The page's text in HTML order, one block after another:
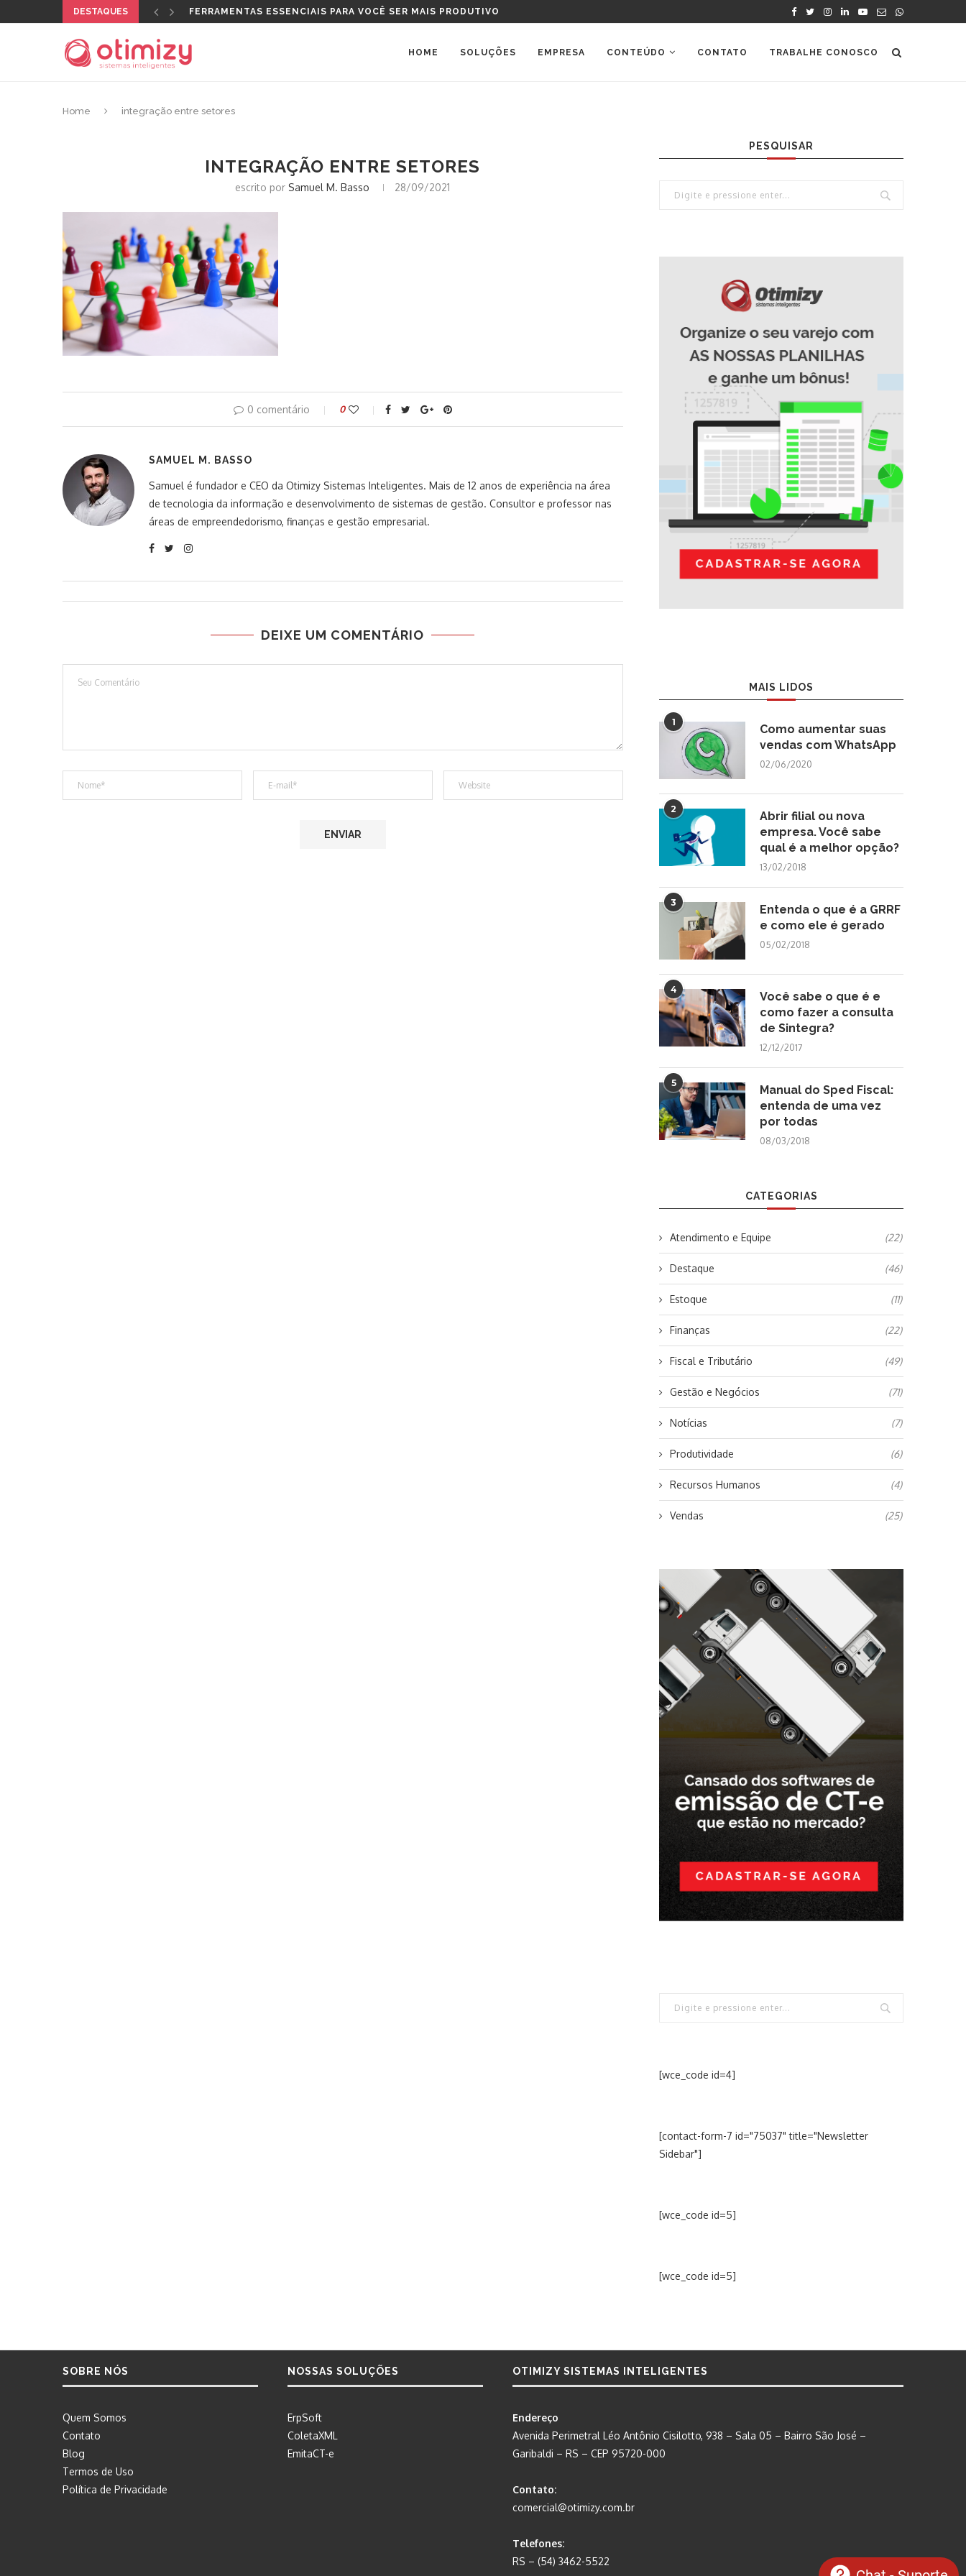
DESTAQUES FERRAMENTAS ESSENCIAIS PARA VOCÊ SER MAIS PRODUTIVO
HOME SOLUÇÕES EMPRESA CONTEÚDO CONTATO TRABALHE CONOSCO
Home integração entre setores
INTEGRAÇÃO ENTRE SETORES
escrito por Samuel M. Basso 28/09/2021
0 comentário 0
SAMUEL M. BASSO
Samuel é fundador e CEO da Otimizy Sistemas Inteligentes. Mais de 12 anos de experiência na área
de tecnologia da informação e desenvolvimento de sistemas de gestão. Consultor e professor nas
áreas de empreendedorismo, finanças e gestão empresarial.
DEIXE UM COMENTÁRIO
PESQUISAR
MAIS LIDOS
1
Como aumentar suas
vendas com WhatsApp
02/06/2020
2
Abrir filial ou nova
empresa. Você sabe
qual é a melhor opção?
13/02/2018
3
Entenda o que é a GRRF
e como ele é gerado
05/02/2018
4
Você sabe o que é e
como fazer a consulta
de Sintegra?
12/12/2017
5
Manual do Sped Fiscal:
entenda de uma vez
por todas
08/03/2018
CATEGORIAS
Atendimento e Equipe (22)
Destaque (46)
Estoque (11)
Finanças (22)
Fiscal e Tributário (49)
Gestão e Negócios (71)
Notícias (7)
Produtividade (6)
Recursos Humanos (4)
Vendas (25)
[wce_code id=4]
[contact-form-7 id="75037" title="Newsletter
Sidebar"]
[wce_code id=5]
[wce_code id=5]
SOBRE NÓS
Quem Somos
Contato
Blog
Termos de Uso
Política de Privacidade
NOSSAS SOLUÇÕES
ErpSoft
ColetaXML
EmitaCT-e
OTIMIZY SISTEMAS INTELIGENTES
Endereço
Avenida Perimetral Léo Antônio Cisilotto, 938 – Sala 05 – Bairro São José –
Garibaldi – RS – CEP 95720-000
Contato:
comercial@otimizy.com.br
Telefones:
RS – (54) 3462-5522